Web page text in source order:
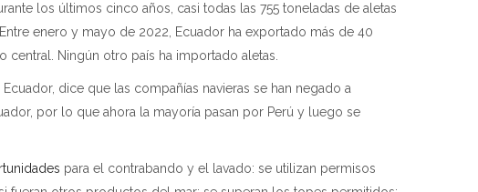
los últimos cinco años, casi todas las 755 toneladas de aletas
enero y mayo de 2022, Ecuador ha exportado más de 40
central. Ningún otro país ha importado aletas.
dice que las compañías navieras se han negado a
por lo que ahora la mayoría pasan por Perú y luego se
para el contrabando y el lavado: se utilizan permisos